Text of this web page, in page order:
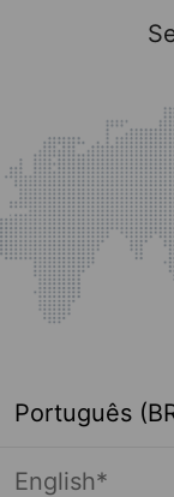
Português
English*